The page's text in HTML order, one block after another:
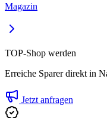
Magazin
TOP-Shop werden
Erreiche Sparer direkt in
Jetzt anfragen